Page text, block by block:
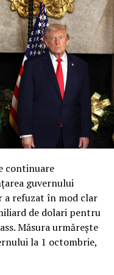
a dominat prima
masiv de 4,6
suplimentar de
oficialii americani
de o singură
acestei noi etape
explorarea unor
urmărește să
tehnologie
multi-vectorială
strategică în fața
de operațiuni.
propune o
continuare
guvernului
a refuzat în mod clar
de dolari pentru
Măsura urmărește
la 1 octombrie,